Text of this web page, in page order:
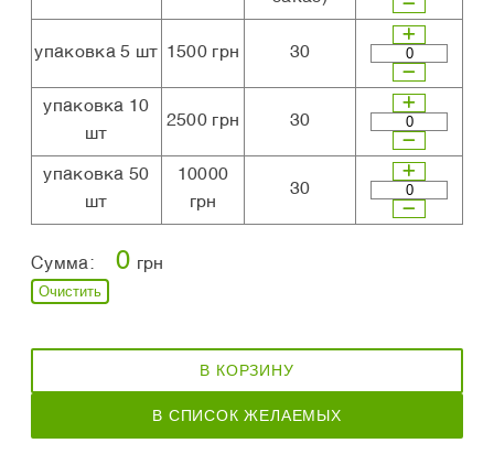
упаковка 5 шт 1500 грн 30
упаковка 10
шт
2500 грн 30
упаковка 50
шт
10000
грн
30
Сумма: 0 грн
Очистить
В КОРЗИНУ
В СПИСОК ЖЕЛАЕМЫХ